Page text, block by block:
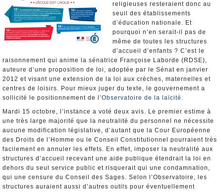
religieuses resteraient donc au
seuil des établissements
d’éducation nationale. Et
pourquoi n’en serait-il pas de
même de toutes les structures
d’accueil d’enfants ? C’est le
raisonnement qui anime la sénatrice Françoise Laborde (RDSE),
auteure d’une proposition de loi, adoptée par le Sénat en janvier
2012 et visant une extension de la loi aux crèches, maternelles et
centres de loisirs. Pour mieux juger du texte, le gouvernement a
sollicité le positionnement de l’Observatoire de la laïcité .
Mardi 15 octobre, l’instance a voté deux avis. Le premier estime à
une très large majorité que la neutralité du personnel ne nécessite
aucune modification législative, d’autant que la Cour Européenne
des Droits de l’Homme ou le Conseil Constitutionnel pourraient très
facilement en annuler les effets. En effet, imposer la neutralité aux
structures d’accueil recevant une aide publique étendrait la loi en
dehors du seul service public et risquerait qui une condamnation,
qui une censure du Conseil des Sages. Selon l’Observatoire, les
structures auraient aussi d’autres outils pour éventuellement